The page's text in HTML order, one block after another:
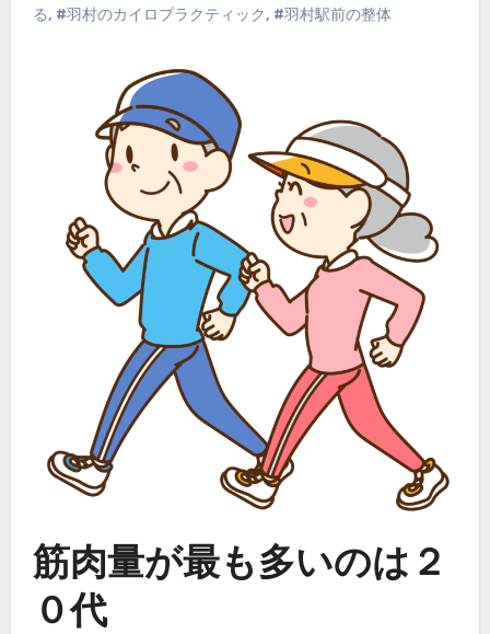
る, #羽村のカイロプラクティック, #羽村駅前の整体
筋肉量が最も多いのは２
０代